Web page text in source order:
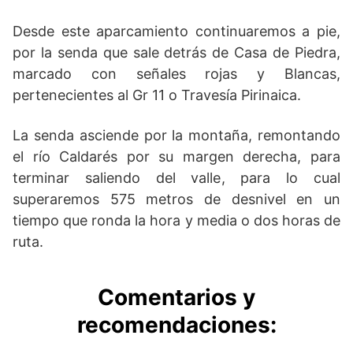
Desde este aparcamiento continuaremos a pie,
por la senda que sale detrás de Casa de Piedra,
marcado con señales rojas y Blancas,
pertenecientes al Gr 11 o Travesía Pirinaica.
La senda asciende por la montaña, remontando
el río Caldarés por su margen derecha, para
terminar saliendo del valle, para lo cual
superaremos 575 metros de desnivel en un
tiempo que ronda la hora y media o dos horas de
ruta.
Comentarios y
recomendaciones: